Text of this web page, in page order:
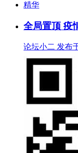
精华
全局置顶 疫
论坛小二 发布